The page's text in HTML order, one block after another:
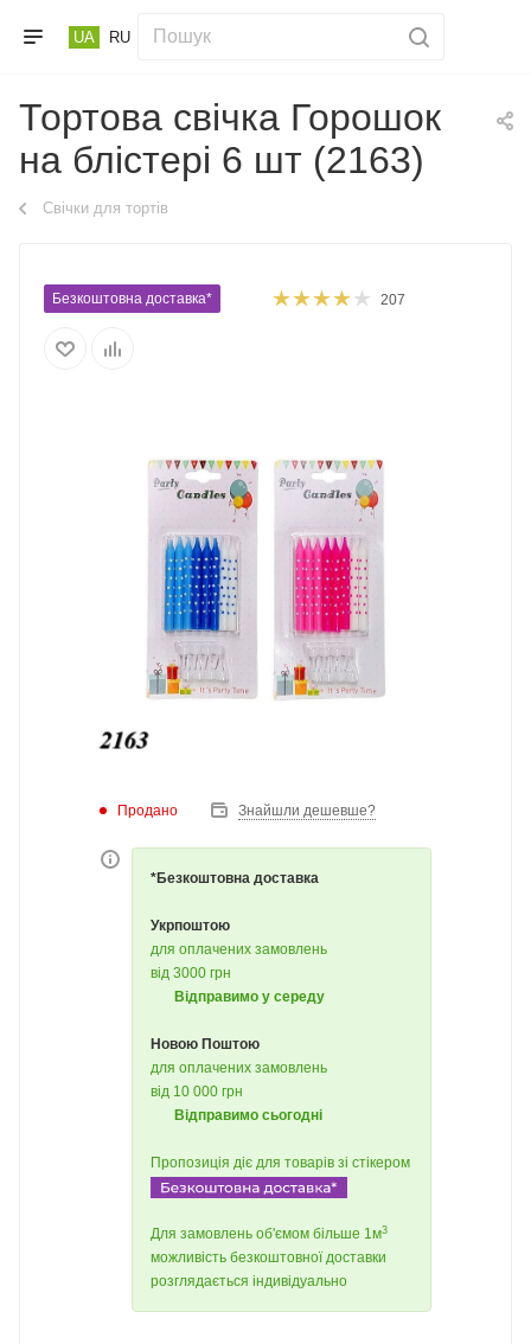
UA RU
Тортова свічка Горошок
на блістері 6 шт (2163)
Свічки для тортів
Безкоштовна доставка* 207
Продано Знайшли дешевше?
*Безкоштовна доставка
Укрпоштою
для оплачених замовлень
від 3000 грн
Відправимо у середу
Новою Поштою
для оплачених замовлень
від 10 000 грн
Відправимо сьогодні
Пропозиція діє для товарів зі стікером
Для замовлень об'ємом більше 1м3
можливість безкоштовної доставки
розглядається індивідуально